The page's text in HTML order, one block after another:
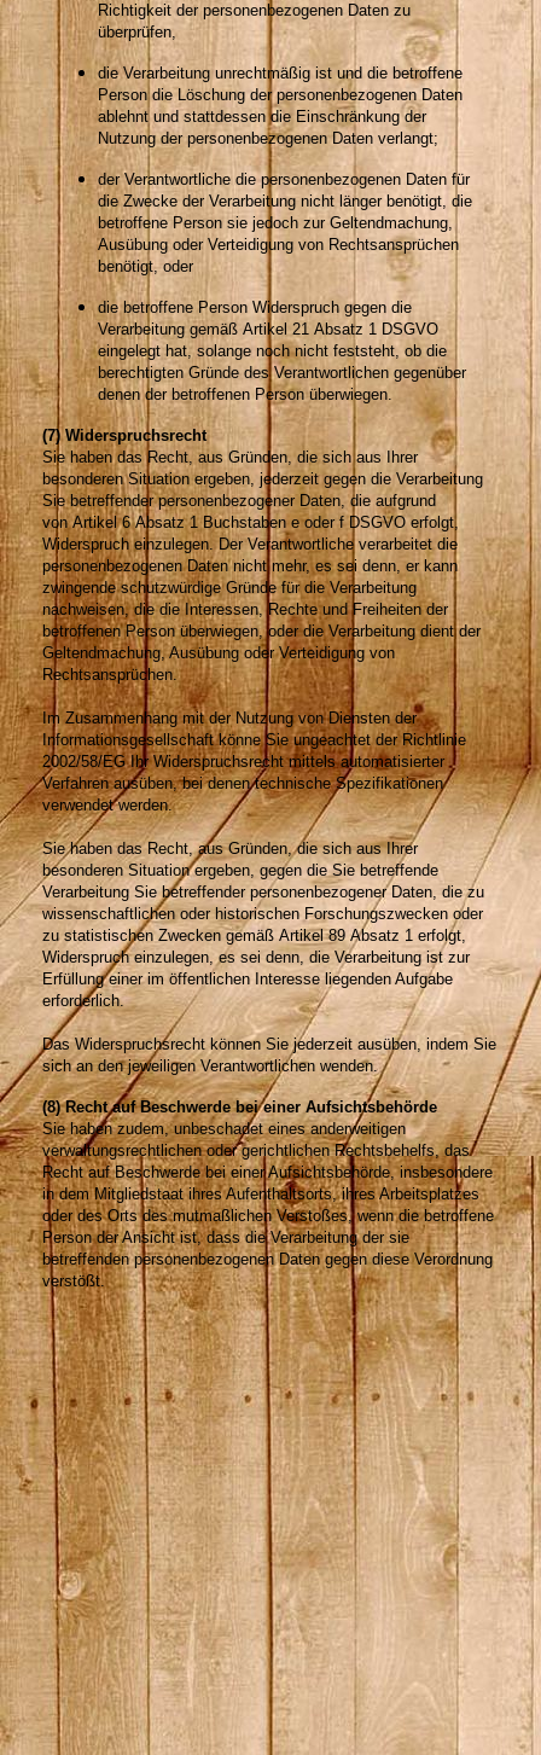
Richtigkeit der personenbezogenen Daten zu
überprüfen,
die Verarbeitung unrechtmäßig ist und die betroffene
Person die Löschung der personenbezogenen Daten
ablehnt und stattdessen die Einschränkung der
Nutzung der personenbezogenen Daten verlangt;
der Verantwortliche die personenbezogenen Daten für
die Zwecke der Verarbeitung nicht länger benötigt, die
betroffene Person sie jedoch zur Geltendmachung,
Ausübung oder Verteidigung von Rechtsansprüchen
benötigt, oder
die betroffene Person Widerspruch gegen die
Verarbeitung gemäß Artikel 21 Absatz 1 DSGVO
eingelegt hat, solange noch nicht feststeht, ob die
berechtigten Gründe des Verantwortlichen gegenüber
denen der betroffenen Person überwiegen.
(7) Widerspruchsrecht
Sie haben das Recht, aus Gründen, die sich aus Ihrer
besonderen Situation ergeben, jederzeit gegen die Verarbeitung
Sie betreffender personenbezogener Daten, die aufgrund
von Artikel 6 Absatz 1 Buchstaben e oder f DSGVO erfolgt,
Widerspruch einzulegen. Der Verantwortliche verarbeitet die
personenbezogenen Daten nicht mehr, es sei denn, er kann
zwingende schutzwürdige Gründe für die Verarbeitung
nachweisen, die die Interessen, Rechte und Freiheiten der
betroffenen Person überwiegen, oder die Verarbeitung dient der
Geltendmachung, Ausübung oder Verteidigung von
Rechtsansprüchen.
Im Zusammenhang mit der Nutzung von Diensten der
Informationsgesellschaft könne Sie ungeachtet der Richtlinie
2002/58/EG Ihr Widerspruchsrecht mittels automatisierter
Verfahren ausüben, bei denen technische Spezifikationen
verwendet werden.
Sie haben das Recht, aus Gründen, die sich aus Ihrer
besonderen Situation ergeben, gegen die Sie betreffende
Verarbeitung Sie betreffender personenbezogener Daten, die zu
wissenschaftlichen oder historischen Forschungszwecken oder
zu statistischen Zwecken gemäß Artikel 89 Absatz 1 erfolgt,
Widerspruch einzulegen, es sei denn, die Verarbeitung ist zur
Erfüllung einer im öffentlichen Interesse liegenden Aufgabe
erforderlich.
Das Widerspruchsrecht können Sie jederzeit ausüben, indem Sie
sich an den jeweiligen Verantwortlichen wenden.
(8) Recht auf Beschwerde bei einer Aufsichtsbehörde
Sie haben zudem, unbeschadet eines anderweitigen
verwaltungsrechtlichen oder gerichtlichen Rechtsbehelfs, das
Recht auf Beschwerde bei einer Aufsichtsbehörde, insbesondere
in dem Mitgliedstaat ihres Aufenthaltsorts, ihres Arbeitsplatzes
oder des Orts des mutmaßlichen Verstoßes, wenn die betroffene
Person der Ansicht ist, dass die Verarbeitung der sie
betreffenden personenbezogenen Daten gegen diese Verordnung
verstößt.